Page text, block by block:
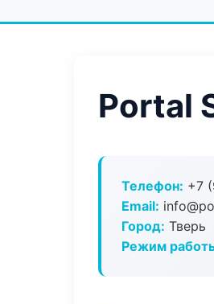
Portal
Телефон: +7
Email:
Город: Тверь
Режим